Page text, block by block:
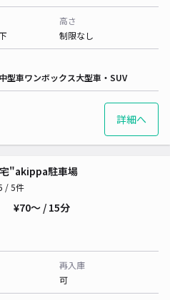
高さ
制限なし
中型車ワンボックス大型車・SUV
詳細へ
"akippa駐車場
/ 5件
¥70〜 / 15分
再入庫
可